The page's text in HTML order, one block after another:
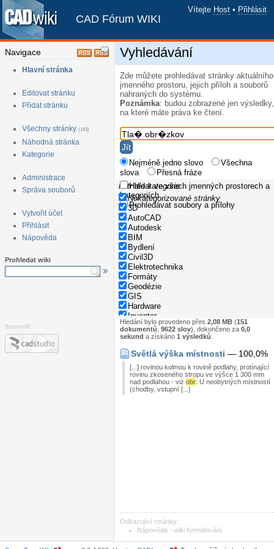
Vítejte Host • Přihlásit
CAD Fórum WIKI
Navigace
Hlavní stránka
Editovat stránku
Přidat stránku
Všechny stránky (143)
Náhodná stránka
Kategorie
Administrace
Správa souborů
Vytvořit účet
Přihlásit
Nápověda
Prohledat wiki
»
Sponzoři:
Vyhledávání
Zde můžete prohledávat stránky aktuálního
jmenného prostoru, jejich příloh a souborů
nahraných do systému.
Poznámka: budou zobrazené jen výsledky,
na které máte práva ke čtení.
Nejméně jedno slovo
Všechna
slova
Přesná fráze
Hledat ve všech jmenných prostorech a
kategoriích
Prohledávat soubory a přílohy
Filtr dle kategorie
Nekategorizované stránky
3D
AutoCAD
Autodesk
BIM
Bydlení
Civil3D
Elektrotechnika
Formáty
Geodézie
GIS
Hardware
Inventor
Nápověda
Normy
Programování
Revit
Správa dat
Stavebnictví
Strojírenství
Hledání bylo provedeno přes 2,08 MB (151
dokumentů 9622 slov), dokončeno za 0,0
sekund a získáno 1 výsledků
Světlá výška místnosti — 100,0%
[...] rovinou kolmou k rovině podlahy, protínající
rovinu zkoseného stropu ve výšce 1 300 mm
nad podlahou - viz obr: U neobytných místností
(chodby, vstupní [...]
Odkazující stránky:
Nápověda - wiki formátování